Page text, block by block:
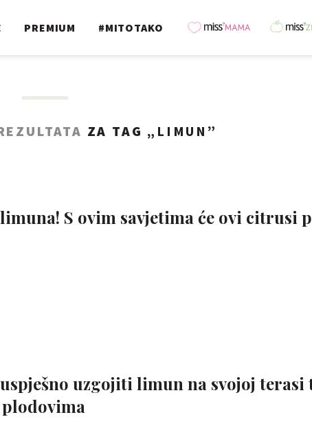
PREMIUM #MITOTAKO
ZA TAG „ LIMUN ”
S ovim savjetima će ovi citrusi
uzgojiti limun na svojoj terasi